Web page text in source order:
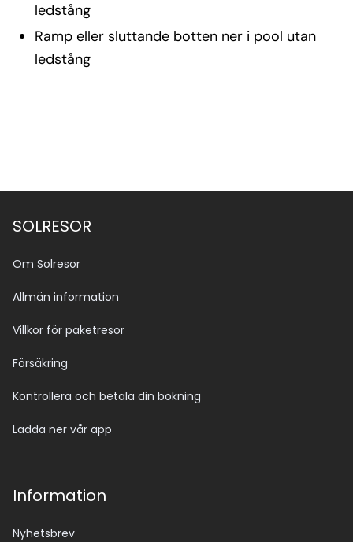
ledstång
Ramp eller sluttande botten ner i pool utan
ledstång
SOLRESOR
Om Solresor
Allmän information
Villkor för paketresor
Försäkring
Kontrollera och betala din bokning
Ladda ner vår app
Information
Nyhetsbrev